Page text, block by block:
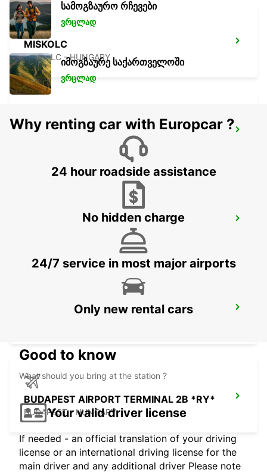
MISKOLC
MISKOLC - HUNGARY
KOSICE AIRPORT
KOSICE - SLOVAK REPUBLIC
KECSKEMET
CLUJ NAPOCA AIRPORT
BUDAPEST AIRPORT TERMINAL 2B *RY*
BUDAPEST - HUNGARY
სამოგზაურო რჩევები
ვრცლად
იმოგზაურე საქართველოში
ვრცლად
Why renting car with Europcar ?
24 hour roadside assistance
No hidden charge
24/7 service in most major airports
Only new rental cars
Good to know
What should you bring at the station ?
Your valid driver license
If needed - an official translation of your driving
license or an international driving license for the
main driver and any additional driver Please note